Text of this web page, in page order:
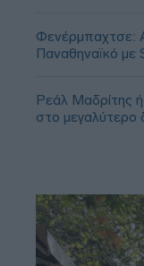
Φενέρμπαχτσε:
Παναθηναϊκό με
Ρεάλ Μαδρίτης
στο μεγαλύτερο